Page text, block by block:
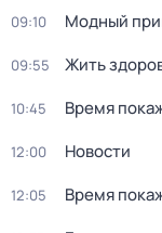
09:10 Модный
09:55 Жить
10:45 Время
12:00 Новости
12:05 Время